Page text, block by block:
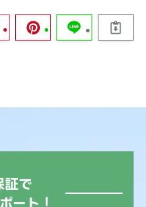
証で
ート！